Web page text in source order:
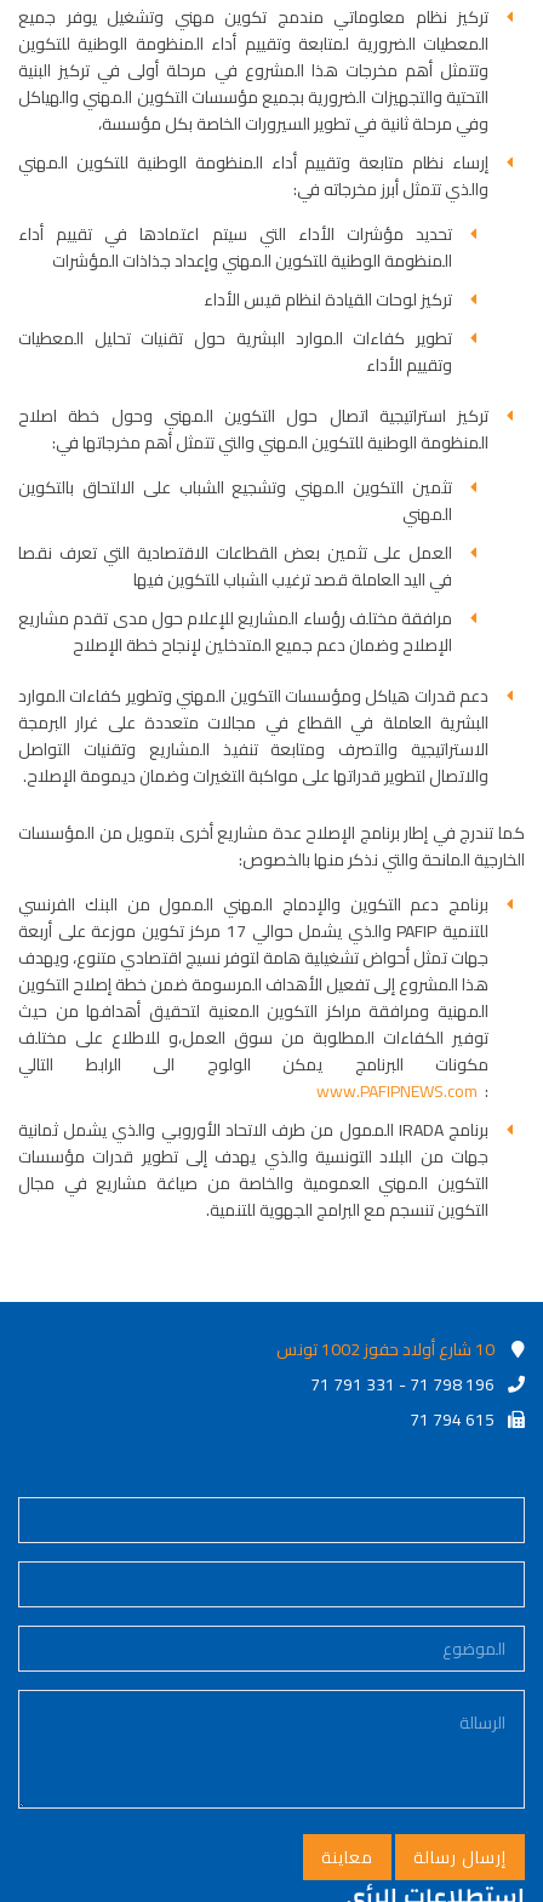
تركيز نظام معلوماتي مندمج تكوين مهني وتشغيل يوفر جميع
المعطيات الضرورية لمتابعة وتقييم أداء المنظومة الوطنية للتكوين
وتتمثل أهم مخرجات هذا المشروع في مرحلة أولى في تركيز البنية
التحتية والتجهيزات الضرورية بجميع مؤسسات التكوين المهني والهياكل
وفي مرحلة ثانية في تطوير السيرورات الخاصة بكل مؤسسة،
إرساء نظام متابعة وتقييم أداء المنظومة الوطنية للتكوين المهني
والذي تتمثل أبرز مخرجاته في:
تحديد مؤشرات الأداء التي سيتم اعتمادها في تقييم أداء
المنظومة الوطنية للتكوين المهني وإعداد جذاذات المؤشرات
تركيز لوحات القيادة لنظام قيس الأداء
تطوير كفاءات الموارد البشرية حول تقنيات تحليل المعطيات
وتقييم الأداء
تركيز استراتيجية اتصال حول التكوين المهني وحول خطة اصلاح
المنظومة الوطنية للتكوين المهني والتي تتمثل أهم مخرجاتها في:
تثمين التكوين المهني وتشجيع الشباب على الالتحاق بالتكوين
المهني
العمل على تثمين بعض القطاعات الاقتصادية التي تعرف نقصا
في اليد العاملة قصد ترغيب الشباب للتكوين فيها
مرافقة مختلف رؤساء المشاريع للإعلام حول مدى تقدم مشاريع
الإصلاح وضمان دعم جميع المتدخلين لإنجاح خطة الإصلاح
دعم قدرات هياكل ومؤسسات التكوين المهني وتطوير كفاءات الموارد
البشرية العاملة في القطاع في مجالات متعددة على غرار البرمجة
الاستراتيجية والتصرف ومتابعة تنفيذ المشاريع وتقنيات التواصل
والاتصال لتطوير قدراتها على مواكبة التغيرات وضمان ديمومة الإصلاح.
كما تندرج في إطار برنامج الإصلاح عدة مشاريع أخرى بتمويل من المؤسسات
الخارجية المانحة والتي نذكر منها بالخصوص:
برنامج دعم التكوين والإدماج المهني الممول من البنك الفرنسي
للتنمية PAFIP والذي يشمل حوالي 17 مركز تكوين موزعة على أربعة
جهات تمثل أحواض تشغيلية هامة لتوفر نسيج اقتصادي متنوع، ويهدف
هذا المشروع إلى تفعيل الأهداف المرسومة ضمن خطة إصلاح التكوين
المهنية ومرافقة مراكز التكوين المعنية لتحقيق أهدافها من حيث
توفير الكفاءات المطلوبة من سوق العمل،و للاطلاع على مختلف
مكونات البرنامج يمكن الولوج الى الرابط التالي
:
www.PAFIPNEWS.com
برنامج IRADA الممول من طرف الاتحاد الأوروبي والذي يشمل ثمانية
جهات من البلاد التونسية والذي يهدف إلى تطوير قدرات مؤسسات
التكوين المهني العمومية والخاصة من صياغة مشاريع في مجال
التكوين تنسجم مع البرامج الجهوية للتنمية.
10 شارع أولاد حفوز 1002 تونس
71 791 331 - 71 798 196
71 794 615